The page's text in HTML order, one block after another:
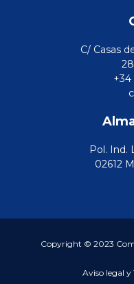
C/ Casas
+34
Pol. Ind.
02612
Copyright © 2023
Aviso legal y